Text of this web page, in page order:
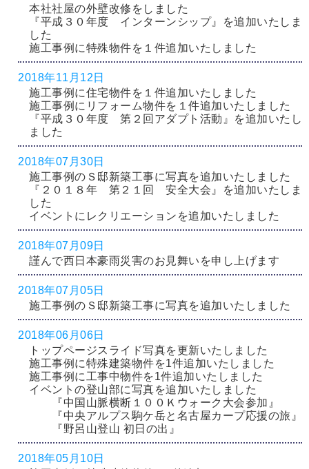
本社社屋の外壁改修をしました
『平成３０年度 インターンシップ』を追加いたしま
した
施工事例に特殊物件を１件追加いたしました
2018年11月12日
施工事例に住宅物件を１件追加いたしました
施工事例にリフォーム物件を１件追加いたしました
『平成３０年度 第２回アダプト活動』を追加いたし
ました
2018年07月30日
施工事例のＳ邸新築工事に写真を追加いたしました
『２０１８年 第２１回 安全大会』を追加いたしま
した
イベントにレクリエーションを追加いたしました
2018年07月09日
謹んで西日本豪雨災害のお見舞いを申し上げます
2018年07月05日
施工事例のＳ邸新築工事に写真を追加いたしました
2018年06月06日
トップページスライド写真を更新いたしました
施工事例に特殊建築物件を1件追加いたしました
施工事例に工事中物件を1件追加いたしました
イベントの登山部に写真を追加いたしました
『中国山脈横断１００Ｋウォーク大会参加』
『中央アルプス駒ケ岳と名古屋カープ応援の旅』
『野呂山登山 初日の出』
2018年05月10日